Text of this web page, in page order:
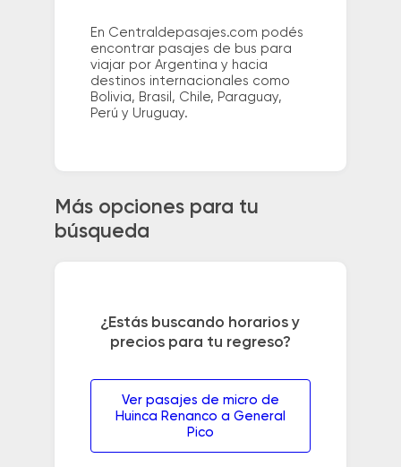
En Centraldepasajes.com podés
encontrar pasajes de bus para
viajar por Argentina y hacia
destinos internacionales como
Bolivia, Brasil, Chile, Paraguay,
Perú y Uruguay.
Más opciones para tu
búsqueda
¿Estás buscando horarios y
precios para tu regreso?
Ver pasajes de micro de
Huinca Renanco a General
Pico